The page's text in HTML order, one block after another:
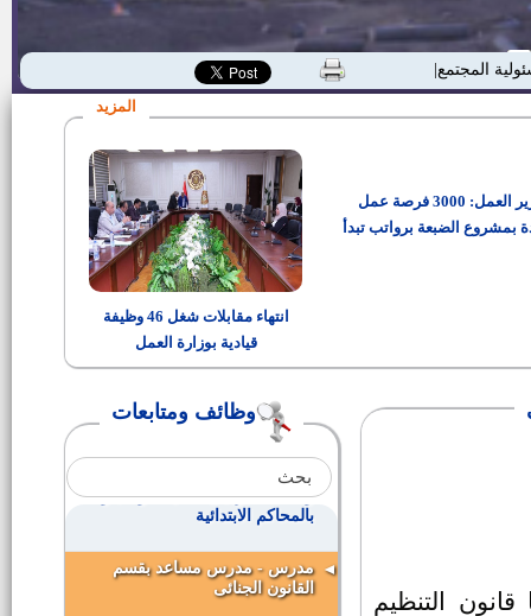
المجتمعية"
المزيد
وزير العمل: 3000 فرصة عمل
بمشروع الضبعة برواتب تبدأ
انتهاء مقابلات شغل 46 وظيفة
قيادية بوزارة العمل
التنظيم
وظائف ومتابعات
وظائف بشركة كونكريت للملابس
الجاهزة
الاحتياجات الخاصة
وظائف بالبنك المركزى المصرى
للمؤهلات العليا
وظائف بالبنك المركزى المصرى
المتوسطة
رئيس قرية باروط
مندوبون لهيئة قضايا الدولة
وظائف لخريجى الكليات والدبلومات
بالمحاكم الابتدائية
مدرس - مدرس مساعد بقسم
القانون الجنائى